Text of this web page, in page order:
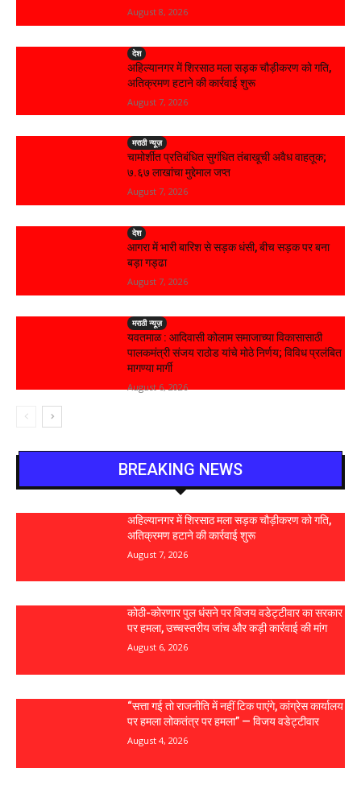
August 8, 2026
देश
अहिल्यानगर में शिरसाठ मला सड़क चौड़ीकरण को गति,
अतिक्रमण हटाने की कार्रवाई शुरू
August 7, 2026
मराठी न्यूज़
चामोर्शीत प्रतिबंधित सुगंधित तंबाखूची अवैध वाहतूक;
₹७.६७ लाखांचा मुद्देमाल जप्त
August 7, 2026
देश
आगरा में भारी बारिश से सड़क धंसी, बीच सड़क पर बना
बड़ा गड्ढा
August 7, 2026
मराठी न्यूज़
यवतमाळ : आदिवासी कोलाम समाजाच्या विकासासाठी
पालकमंत्री संजय राठोड यांचे मोठे निर्णय; विविध प्रलंबित
मागण्या मार्गी
August 6, 2026
BREAKING NEWS
अहिल्यानगर में शिरसाठ मला सड़क चौड़ीकरण को गति,
अतिक्रमण हटाने की कार्रवाई शुरू
August 7, 2026
कोठी-कोरणार पुल धंसने पर विजय वडेट्टीवार का सरकार
पर हमला, उच्चस्तरीय जांच और कड़ी कार्रवाई की मांग
August 6, 2026
“सत्ता गई तो राजनीति में नहीं टिक पाएंगे, कांग्रेस कार्यालय
पर हमला लोकतंत्र पर हमला” — विजय वडेट्टीवार
August 4, 2026